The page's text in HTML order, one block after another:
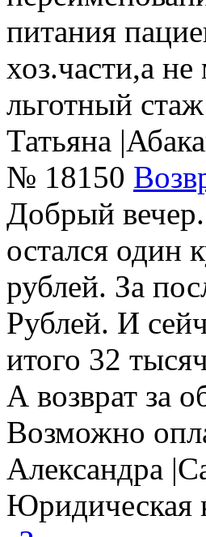
питания
хоз.части,а
льготный
Татьяна |
№ 18150
Добрый
остался один
рублей. За
Рублей. И
итого 32
А возврат за
Возможно
Александра |
Юридическая